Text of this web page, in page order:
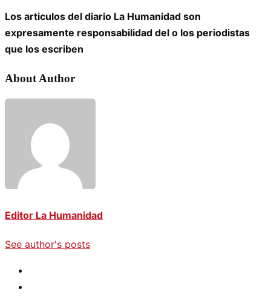
Los articulos del diario La Humanidad son
expresamente responsabilidad del o los periodistas
que los escriben
About Author
Editor La Humanidad
See author's posts